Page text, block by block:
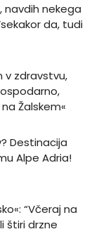
navdih nekega
da, tudi
v zdravstvu,
Žalskem«
Destinacija
Alpe Adria!
“Včeraj na
štiri drzne